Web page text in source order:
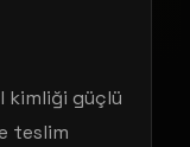
kimliği güçlü
teslim